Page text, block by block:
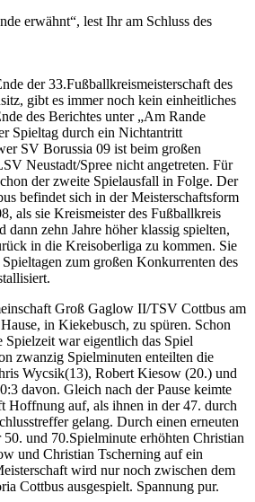
erwähnt“, lest Ihr am Schluss des
der 33.Fußballkreismeisterschaft des
gibt es immer noch kein einheitliches
des Berichtes unter „Am Rande
Spieltag durch ein Nichtantritt
SV Borussia 09 ist beim großen
Neustadt/Spree nicht angetreten. Für
der zweite Spielausfall in Folge. Der
befindet sich in der Meisterschaftsform
als sie Kreismeister des Fußballkreis
dann zehn Jahre höher klassig spielten,
in die Kreisoberliga zu kommen. Sie
zum großen Konkurrenten des
Groß Gaglow II/TSV Cottbus am
in Kiekebusch, zu spüren. Schon
Spielzeit war eigentlich das Spiel
zwanzig Spielminuten enteilten die
Wycsik(13), Robert Kiesow (20.) und
davon. Gleich nach der Pause keimte
Hoffnung auf, als ihnen in der 47. durch
gelang. Durch einen erneuten
und 70.Spielminute erhöhten Christian
und Christian Tscherning auf ein
wird nur noch zwischen dem
Cottbus ausgespielt. Spannung pur.